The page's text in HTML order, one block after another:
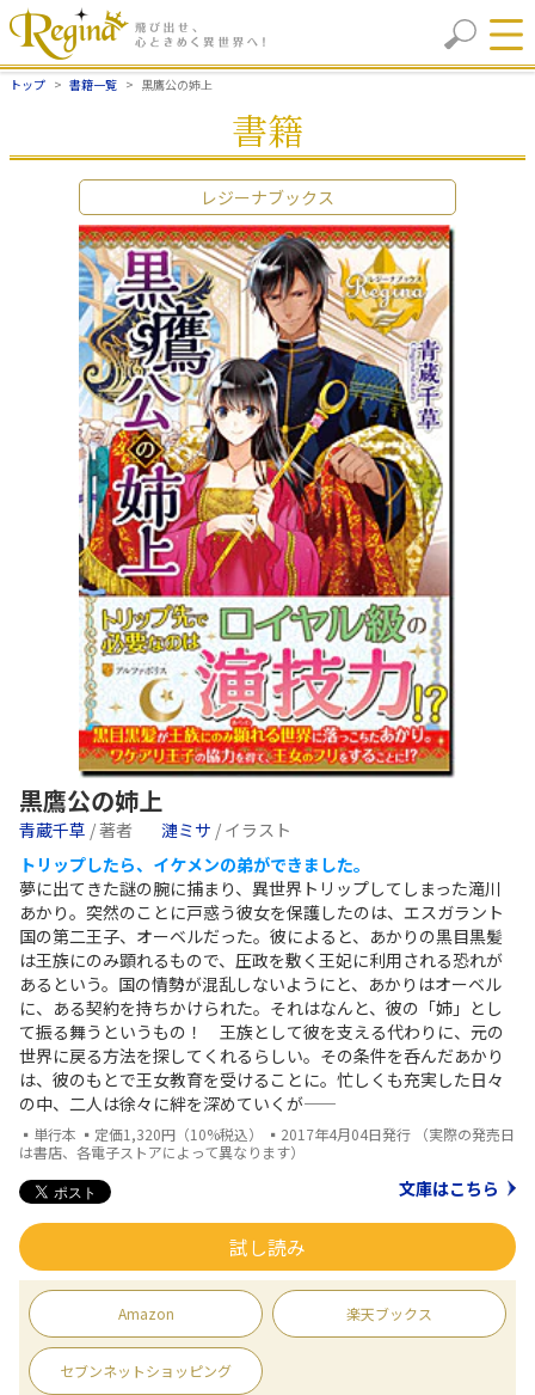
トップ 書籍一覧 黒鷹公の姉上
書籍
レジーナブックス
黒鷹公の姉上
青蔵千草 / 著者 漣ミサ / イラスト
トリップしたら、イケメンの弟ができました。
夢に出てきた謎の腕に捕まり、異世界トリップしてしまった滝川
あかり。突然のことに戸惑う彼女を保護したのは、エスガラント
国の第二王子、オーベルだった。彼によると、あかりの黒目黒髪
は王族にのみ顕れるもので、圧政を敷く王妃に利用される恐れが
あるという。国の情勢が混乱しないようにと、あかりはオーベル
に、ある契約を持ちかけられた。それはなんと、彼の「姉」とし
て振る舞うというもの！ 王族として彼を支える代わりに、元の
世界に戻る方法を探してくれるらしい。その条件を呑んだあかり
は、彼のもとで王女教育を受けることに。忙しくも充実した日々
の中、二人は徐々に絆を深めていくが――
▪単行本 ▪定価1,320円（10%税込） ▪2017年4月04日発行 （実際の発売日
は書店、各電子ストアによって異なります）
文庫はこちら
試し読み
Amazon 楽天ブックス
セブンネットショッピング